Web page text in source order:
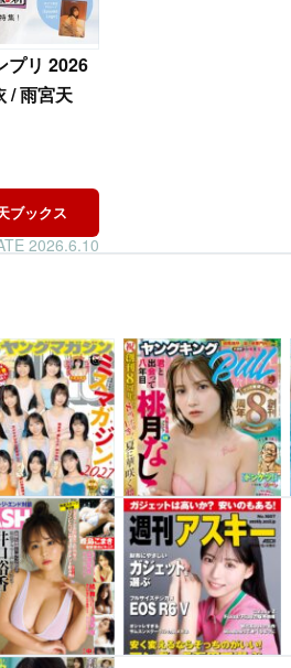
プリ 2026
/ 雨宮天
ブックス
2026.6.10